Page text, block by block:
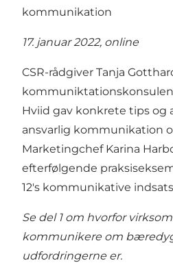
kommunikation
17. januar 2022, online
CSR-rådgiver Tanja
Hviid gav konkrete tips og
ansvarlig kommunikation
Marketingchef Karina
efterfølgende
12's kommunikative
Se del 1 om hvorfor
kommunikere om
udfordringerne er.